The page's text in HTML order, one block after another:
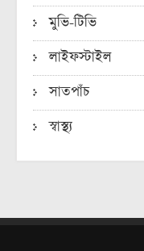
মুভি-টিভি
লাইফস্টাইল
সাতপাঁচ
স্বাস্থ্য